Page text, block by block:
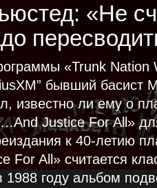
«Не
«Trunk Nation
бывший басист
известно ли ему о
Justice For All»
к 40-летию
For All» считается
году альбом